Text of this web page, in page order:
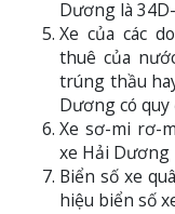
Dương là
Xe của các
thuê của
trúng thầu
Dương có
Xe sơ-mi rơ-
xe Hải Dương
Biển số xe
hiệu biển số